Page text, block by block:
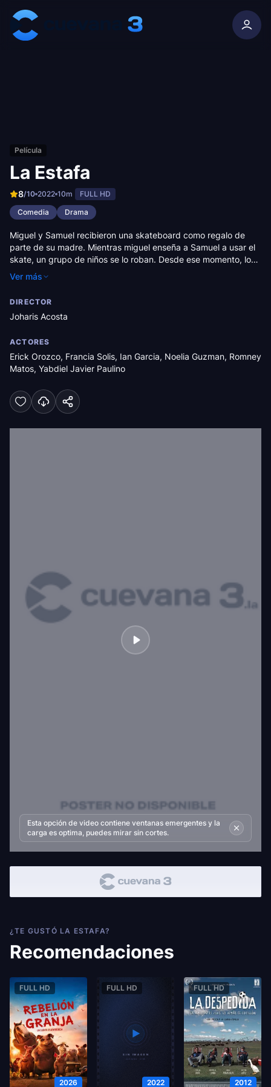
Película
La Estafa
8/10 2022 10m
FULL HD
Comedia
Drama
Miguel y Samuel recibieron una skateboard como regalo de
parte de su madre. Mientras miguel enseña a Samuel a usar el
skate, un grupo de niños se lo roban. Desde ese momento, los
hermanos intentan encontrar su skateboard cueste lo que
cueste.
Ver más
DIRECTOR
Joharis Acosta
ACTORES
Erick Orozco, Francia Solis, Ian Garcia, Noelia Guzman, Romney
Matos, Yabdiel Javier Paulino
Esta opción de video contiene ventanas emergentes y la
carga es optima, puedes mirar sin cortes.
¿TE GUSTÓ LA ESTAFA?
Recomendaciones
FULL HD
2026
FULL HD
2022
FULL HD
2012